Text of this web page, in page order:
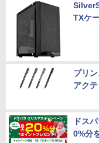
TXケ
プリ
アク
ドス
0%分